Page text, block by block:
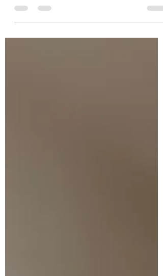
curso. É uma narrativa que não tem um
começo, nem...